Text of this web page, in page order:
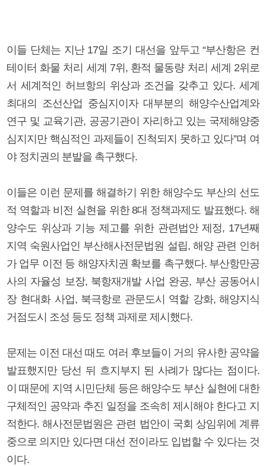
이들 단체는 지난 17일 조기 대선을 앞두고 “부산항은 컨
테이터 화물 처리 세계 7위, 환적 물동량 처리 세계 2위로
서 세계적인 허브항의 위상과 조건을 갖추고 있다. 세계
최대의 조선산업 중심지이자 대부분의 해양수산업계와
연구 및 교육기관, 공공기관이 자리하고 있는 국제해양중
심지지만 핵심적인 과제들이 진척되지 못하고 있다”며 여
야 정치권의 분발을 촉구했다.
이들은 이런 문제를 해결하기 위한 해양수도 부산의 선도
적 역할과 비전 실현을 위한 8대 정책과제도 발표했다. 해
양수도 위상과 기능 제고를 위한 관련법안 제정, 17년째
지역 숙원사업인 부산해사전문법원 설립, 해양 관련 인허
가 업무 이전 등 해양자치권 확보를 촉구했다. 부산항만공
사의 자율성 보장, 북항재개발 사업 완공, 부산 공동어시
장 현대화 사업, 북극항로 관문도시 역할 강화, 해양지식
거점도시 조성 등도 정책 과제로 제시했다.
문제는 이전 대선 때도 여러 후보들이 거의 유사한 공약을
발표했지만 당선 뒤 흐지부지 된 사례가 많다는 점이다.
이 때문에 지역 시민단체 등은 해양수도 부산 실현에 대한
구체적인 공약과 추진 일정을 조속히 제시해야 한다고 지
적한다. 해사전문법원은 관련 법안이 국회 상임위에 계류
중으로 의지만 있다면 대선 전이라도 입법할 수 있다는 것
이다.